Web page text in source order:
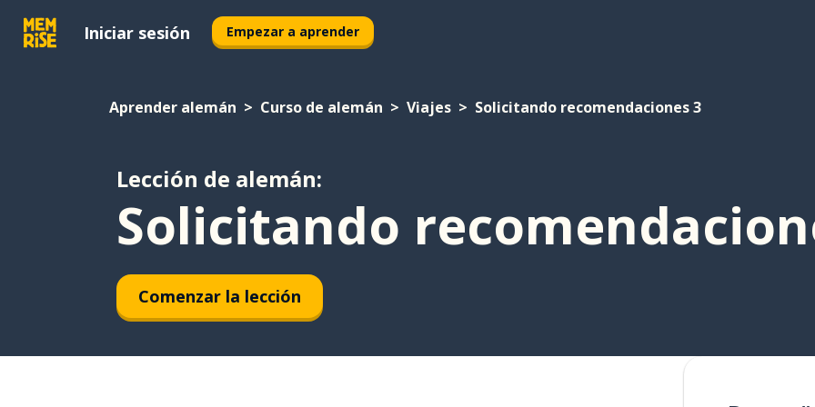
Iniciar sesión Empezar a aprender
Aprender alemán Curso de alemán Viajes Solicitando recomendaciones 3
Lección de alemán:
Solicitando
Comenzar la lección